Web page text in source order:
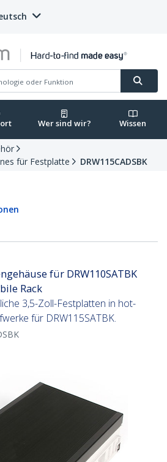
Wer sind wir? Wissen
für Festplatte
DRW115CADSBK
für DRW110SATBK
Rack
3,5-Zoll-Festplatten in hot-
für DRW115SATBK.